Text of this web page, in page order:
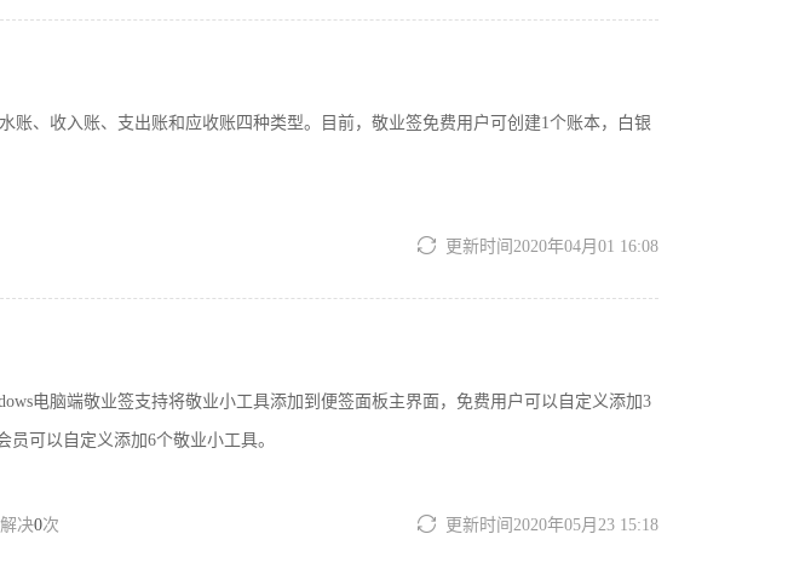
账、收入账、支出账和应收账四种类型。目前，敬业签免费用户可创建1个账本，白银
更新时间2020年04月01 16:08
电脑端敬业签支持将敬业小工具添加到便签面板主界面，免费用户可以自定义添加3
可以自定义添加6个敬业小工具。
决0次 更新时间2020年05月23 15:18